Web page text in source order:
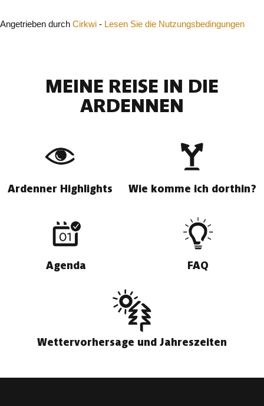
Angetrieben durch Cirkwi - Lesen Sie die Nutzungsbedingungen
MEINE REISE IN DIE
ARDENNEN
Ardenner Highlights Wie komme ich dorthin?
Agenda FAQ
Wettervorhersage und Jahreszeiten